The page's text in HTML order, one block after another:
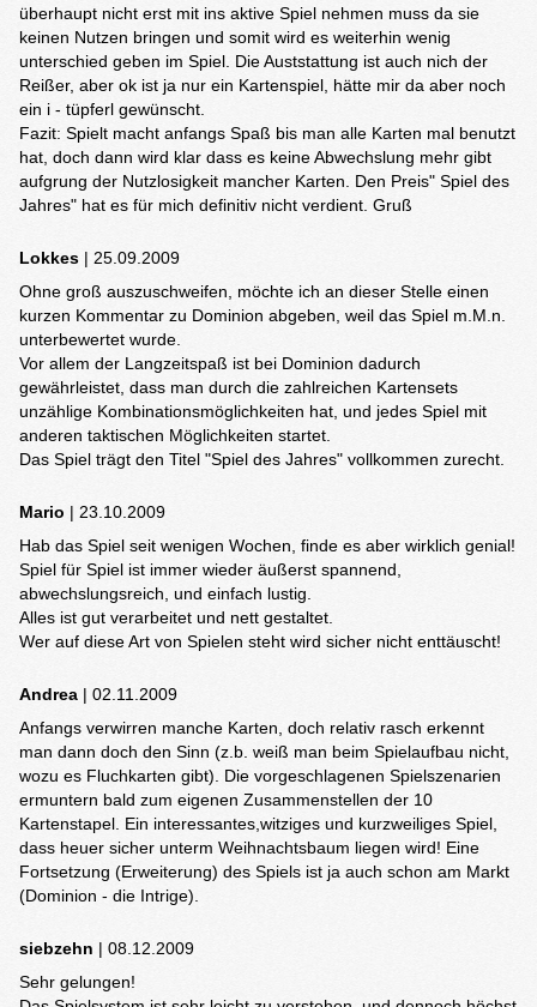
überhaupt nicht erst mit ins aktive Spiel nehmen muss da sie
keinen Nutzen bringen und somit wird es weiterhin wenig
unterschied geben im Spiel. Die Auststattung ist auch nich der
Reißer, aber ok ist ja nur ein Kartenspiel, hätte mir da aber noch
ein i - tüpferl gewünscht.
Fazit: Spielt macht anfangs Spaß bis man alle Karten mal benutzt
hat, doch dann wird klar dass es keine Abwechslung mehr gibt
aufgrung der Nutzlosigkeit mancher Karten. Den Preis" Spiel des
Jahres" hat es für mich definitiv nicht verdient. Gruß
Lokkes | 25.09.2009
Ohne groß auszuschweifen, möchte ich an dieser Stelle einen
kurzen Kommentar zu Dominion abgeben, weil das Spiel m.M.n.
unterbewertet wurde.
Vor allem der Langzeitspaß ist bei Dominion dadurch
gewährleistet, dass man durch die zahlreichen Kartensets
unzählige Kombinationsmöglichkeiten hat, und jedes Spiel mit
anderen taktischen Möglichkeiten startet.
Das Spiel trägt den Titel "Spiel des Jahres" vollkommen zurecht.
Mario | 23.10.2009
Hab das Spiel seit wenigen Wochen, finde es aber wirklich genial!
Spiel für Spiel ist immer wieder äußerst spannend,
abwechslungsreich, und einfach lustig.
Alles ist gut verarbeitet und nett gestaltet.
Wer auf diese Art von Spielen steht wird sicher nicht enttäuscht!
Andrea | 02.11.2009
Anfangs verwirren manche Karten, doch relativ rasch erkennt
man dann doch den Sinn (z.b. weiß man beim Spielaufbau nicht,
wozu es Fluchkarten gibt). Die vorgeschlagenen Spielszenarien
ermuntern bald zum eigenen Zusammenstellen der 10
Kartenstapel. Ein interessantes,witziges und kurzweiliges Spiel,
dass heuer sicher unterm Weihnachtsbaum liegen wird! Eine
Fortsetzung (Erweiterung) des Spiels ist ja auch schon am Markt
(Dominion - die Intrige).
siebzehn | 08.12.2009
Sehr gelungen!